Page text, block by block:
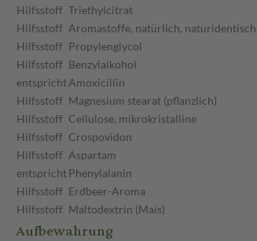
Hilfsstoff Triethylcitrat
Hilfsstoff Aromastoffe, natürlich, naturidentisch
Hilfsstoff Propylenglycol
Hilfsstoff Benzylalkohol
entsprichtAmoxicillin
Hilfsstoff Magnesium stearat (pflanzlich)
Hilfsstoff Cellulose, mikrokristalline
Hilfsstoff Crospovidon
Hilfsstoff Aspartam
entsprichtPhenylalanin
Hilfsstoff Erdbeer-Aroma
Hilfsstoff Maltodextrin (Mais)
Aufbewahrung